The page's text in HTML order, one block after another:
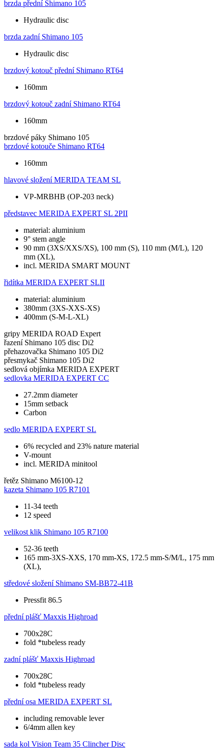
brzda přední Shimano 105
Hydraulic disc
brzda zadní Shimano 105
Hydraulic disc
brzdový kotouč přední Shimano RT64
160mm
brzdový kotouč zadní Shimano RT64
160mm
brzdové páky Shimano 105
brzdové kotouče Shimano RT64
160mm
hlavové složení MERIDA TEAM SL
VP-MRBHB (OP-203 neck)
představec MERIDA EXPERT SL 2PII
material: aluminium
9° stem angle
90 mm (3XS/XXS/XS), 100 mm (S), 110 mm (M/L), 120
mm (XL),
incl. MERIDA SMART MOUNT
řidítka MERIDA EXPERT SLII
material: aluminium
380mm (3XS-XXS-XS)
400mm (S-M-L-XL)
gripy MERIDA ROAD Expert
řazení Shimano 105 disc Di2
přehazovačka Shimano 105 Di2
přesmykač Shimano 105 Di2
sedlová objímka MERIDA EXPERT
sedlovka MERIDA EXPERT CC
27.2mm diameter
15mm setback
Carbon
sedlo MERIDA EXPERT SL
6% recycled and 23% nature material
V-mount
incl. MERIDA minitool
řetěz Shimano M6100-12
kazeta Shimano 105 R7101
11-34 teeth
12 speed
velikost klik Shimano 105 R7100
52-36 teeth
165 mm-3XS-XXS, 170 mm-XS, 172.5 mm-S/M/L, 175 mm
(XL),
středové složení Shimano SM-BB72-41B
Pressfit 86.5
přední plášť Maxxis Highroad
700x28C
fold *tubeless ready
zadní plášť Maxxis Highroad
700x28C
fold *tubeless ready
přední osa MERIDA EXPERT SL
including removable lever
6/4mm allen key
sada kol Vision Team 35 Clincher Disc